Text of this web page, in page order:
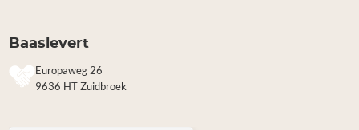
Baaslevert
Europaweg 26
9636 HT Zuidbroek